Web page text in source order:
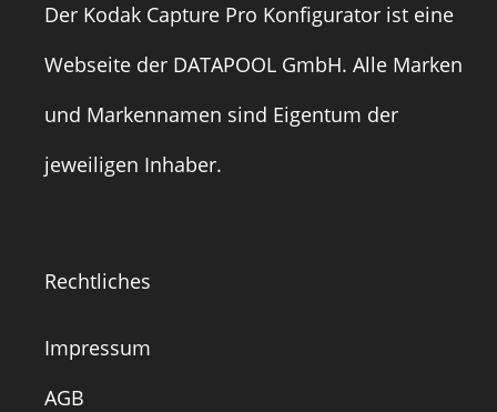
Der Kodak Capture Pro Konfigurator ist eine
Webseite der DATAPOOL GmbH. Alle Marken
und Markennamen sind Eigentum der
jeweiligen Inhaber.
Rechtliches
Impressum
AGB